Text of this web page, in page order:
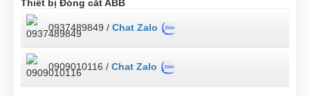
Thiết bị Đóng cắt ABB
0937489849 / Chat Zalo
0909010116 / Chat Zalo